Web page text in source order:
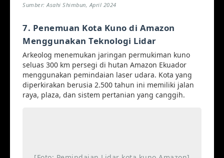
Sumber: Asahi Shimbun, April 2024
7. Penemuan Kota Kuno di Amazon
Menggunakan Teknologi Lidar
Arkeolog menemukan jaringan permukiman kuno
seluas 300 km persegi di hutan Amazon Ekuador
menggunakan pemindaian laser udara. Kota yang
diperkirakan berusia 2.500 tahun ini memiliki jalan
raya, plaza, dan sistem pertanian yang canggih.